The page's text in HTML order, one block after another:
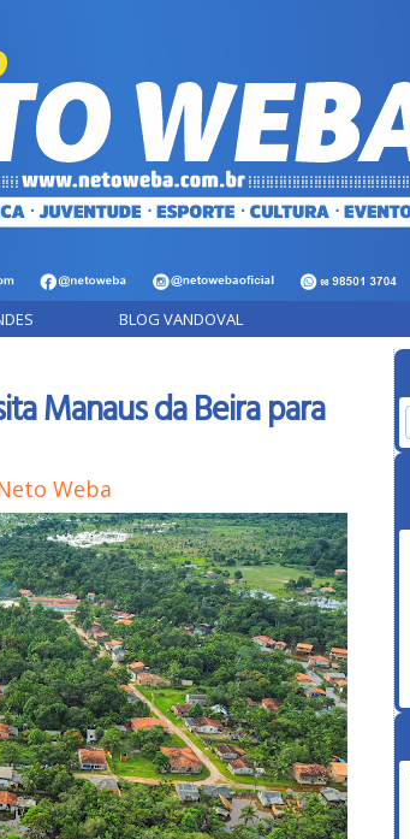
BLOG VANDOVAL
Manaus da Beira para
Weba